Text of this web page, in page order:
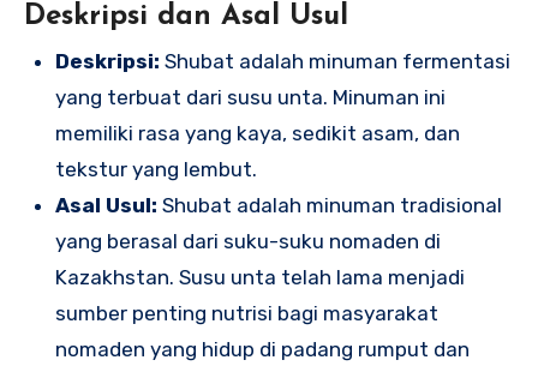
Deskripsi dan Asal Usul
Deskripsi: Shubat adalah minuman fermentasi
yang terbuat dari susu unta. Minuman ini
memiliki rasa yang kaya, sedikit asam, dan
tekstur yang lembut.
Asal Usul: Shubat adalah minuman tradisional
yang berasal dari suku-suku nomaden di
Kazakhstan. Susu unta telah lama menjadi
sumber penting nutrisi bagi masyarakat
nomaden yang hidup di padang rumput dan